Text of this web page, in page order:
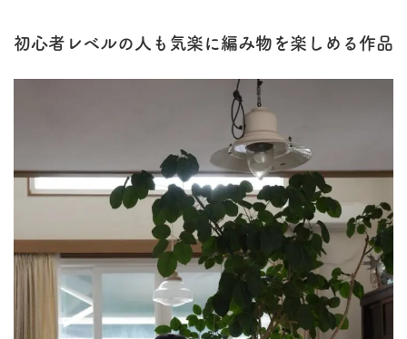
初心者レベルの人も気楽に編み物を楽しめる作品